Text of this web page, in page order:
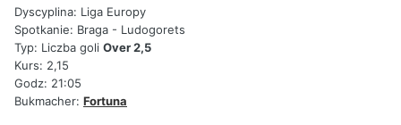
Dyscyplina: Liga Europy
Spotkanie: Braga - Ludogorets
Typ: Liczba goli Over 2,5
Kurs: 2,15
Godz: 21:05
Bukmacher: Fortuna